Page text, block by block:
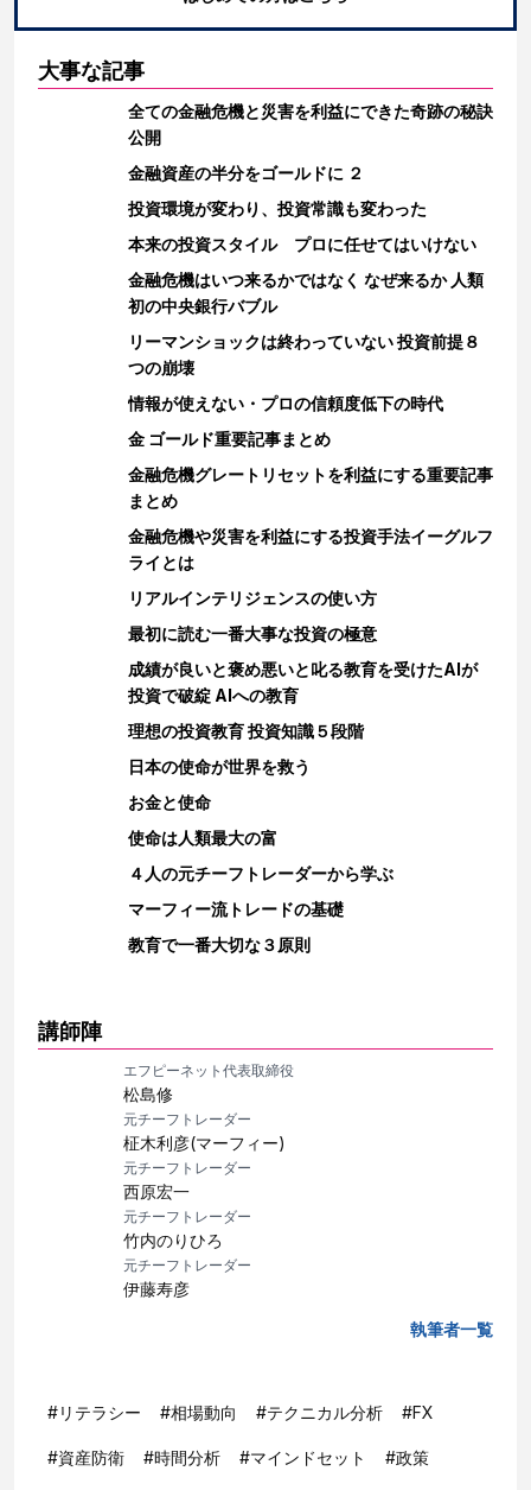
大事な記事
全ての金融危機と災害を利益にできた奇跡の秘訣
公開
金融資産の半分をゴールドに ２
投資環境が変わり、投資常識も変わった
本来の投資スタイル プロに任せてはいけない
金融危機はいつ来るかではなく なぜ来るか 人類
初の中央銀行バブル
リーマンショックは終わっていない 投資前提８
つの崩壊
情報が使えない・プロの信頼度低下の時代
金 ゴールド重要記事まとめ
金融危機グレートリセットを利益にする重要記事
まとめ
金融危機や災害を利益にする投資手法イーグルフ
ライとは
リアルインテリジェンスの使い方
最初に読む一番大事な投資の極意
成績が良いと褒め悪いと叱る教育を受けたAIが
投資で破綻 AIへの教育
理想の投資教育 投資知識５段階
日本の使命が世界を救う
お金と使命
使命は人類最大の富
４人の元チーフトレーダーから学ぶ
マーフィー流トレードの基礎
教育で一番大切な３原則
講師陣
エフピーネット代表取締役
松島修
元チーフトレーダー
柾木利彦(マーフィー)
元チーフトレーダー
西原宏一
元チーフトレーダー
竹内のりひろ
元チーフトレーダー
伊藤寿彦
執筆者一覧
#リテラシー #相場動向 #テクニカル分析 #FX
#資産防衛 #時間分析 #マインドセット #政策